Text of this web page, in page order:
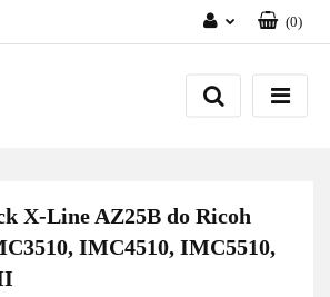
Zaloguj się
Załóż konto
(0)
X-Line AZ25B do Ricoh
IMC4510, IMC5510,